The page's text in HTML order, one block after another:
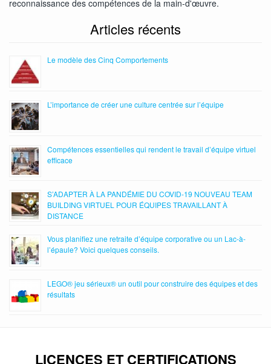
reconnaissance des compétences de la main-d'œuvre.
Articles récents
Le modèle des Cinq Comportements
L’importance de créer une culture centrée sur l’équipe
Compétences essentielles qui rendent le travail d’équipe virtuel
efficace
S’ADAPTER À LA PANDÉMIE DU COVID-19 NOUVEAU TEAM
BUILDING VIRTUEL POUR ÉQUIPES TRAVAILLANT À
DISTANCE
Vous planifiez une retraite d’équipe corporative ou un Lac-à-
l’épaule? Voici quelques conseils.
LEGO® jeu sérieux® un outil pour construire des équipes et des
résultats
LICENCES ET CERTIFICATIONS